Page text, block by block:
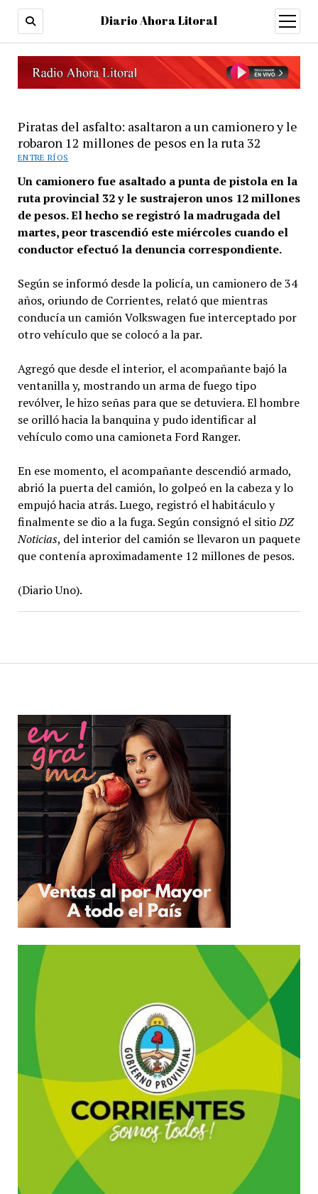
Diario Ahora Litoral
open
menu
Piratas del asfalto: asaltaron a un camionero y le
robaron 12 millones de pesos en la ruta 32
ENTRE RÍOS
Un camionero fue asaltado a punta de pistola en la
ruta provincial 32 y le sustrajeron unos 12 millones
de pesos. El hecho se registró la madrugada del
martes, peor trascendió este miércoles cuando el
conductor efectuó la denuncia correspondiente.
Según se informó desde la policía, un camionero de 34
años, oriundo de Corrientes, relató que mientras
conducía un camión Volkswagen fue interceptado por
otro vehículo que se colocó a la par.
Agregó que desde el interior, el acompañante bajó la
ventanilla y, mostrando un arma de fuego tipo
revólver, le hizo señas para que se detuviera. El hombre
se orilló hacia la banquina y pudo identificar al
vehículo como una camioneta Ford Ranger.
En ese momento, el acompañante descendió armado,
abrió la puerta del camión, lo golpeó en la cabeza y lo
empujó hacia atrás. Luego, registró el habitáculo y
finalmente se dio a la fuga. Según consignó el sitioDZ
Noticias, del interior del camión se llevaron un paquete
que contenía aproximadamente 12 millones de pesos.
(Diario Uno).